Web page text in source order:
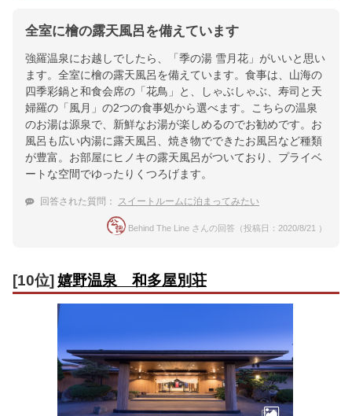
全室に檜の露天風呂を備えています
強羅温泉にお越しでしたら、「季の湯 雪月花」がいいと思い
ます。全室に檜の露天風呂を備えています。食事は、山海の
四季彩鍋と和食会席の「花鳥」と、しゃぶしゃぶ、寿司と天
婦羅の「風月」の2つの食事処から選べます。こちらの温泉
のお湯は源泉で、新鮮なお湯が楽しめるのでお勧めです。お
風呂も広い内湯に露天風呂、焼き物でできたお風呂など種類
が豊富。お部屋にヒノキの露天風呂がついており、プライベ
ートな空間でゆったりくつろげます。
回答された質問： スイートルームに泊まってみたい
Behind The Line さんの回答（投稿日：2020/8/21 ）
[10位]嬉野温泉 和多屋別荘